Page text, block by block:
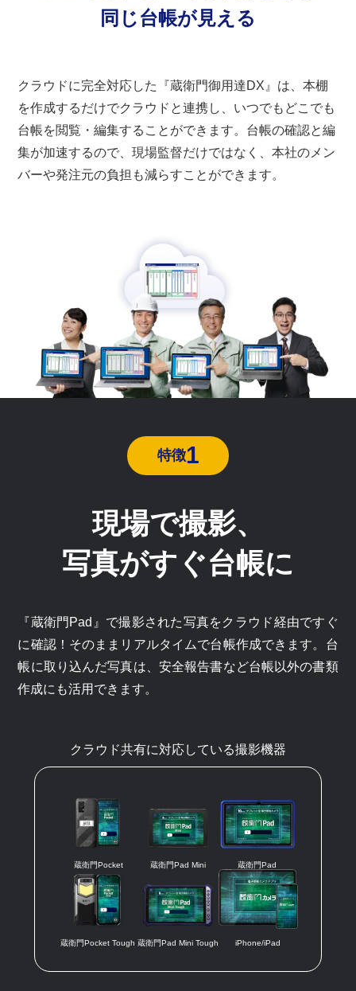
同じ台帳が見える
クラウドに完全対応した『蔵衛門御用達DX』は、本棚
を作成するだけでクラウドと連携し、いつでもどこでも
台帳を閲覧・編集することができます。台帳の確認と編
集が加速するので、現場監督だけではなく、本社のメン
バーや発注元の負担も減らすことができます。
特徴1
現場で撮影、
写真がすぐ台帳に
『蔵衛門Pad』で撮影された写真をクラウド経由ですぐ
に確認！そのままリアルタイムで台帳作成できます。台
帳に取り込んだ写真は、安全報告書など台帳以外の書類
作成にも活用できます。
クラウド共有に対応している撮影機器
蔵衛門Pocket 蔵衛門Pad Mini 蔵衛門Pad
蔵衛門Pocket Tough 蔵衛門Pad Mini Tough iPhone/iPad